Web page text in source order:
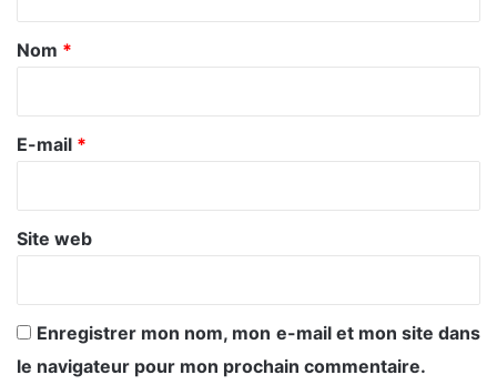
a
e
Nom *
E-mail *
Site web
Enregistrer mon nom, mon e-mail et mon site dans
le navigateur pour mon prochain commentaire.